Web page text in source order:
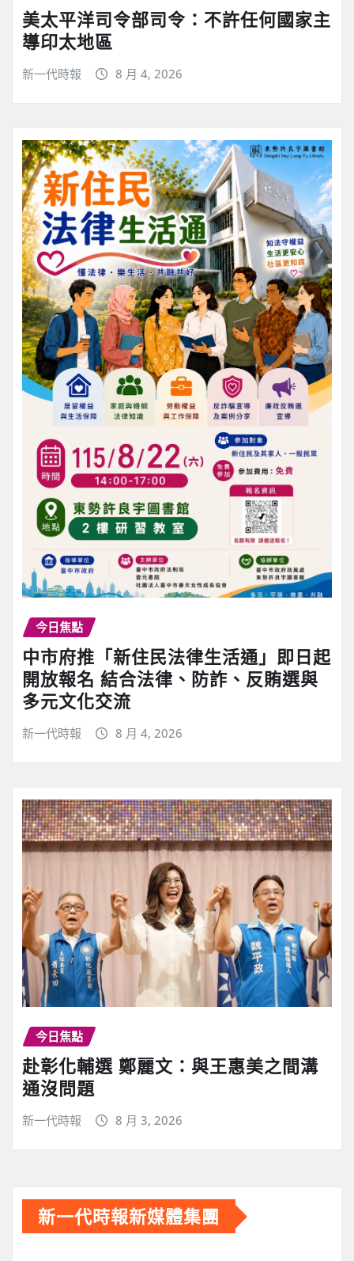
美太平洋司令部司令：不許任何國家主
導印太地區
新一代時報 8 月 4, 2026
今日焦點
中市府推「新住民法律生活通」即日起
開放報名 結合法律、防詐、反賄選與
多元文化交流
新一代時報 8 月 4, 2026
今日焦點
赴彰化輔選 鄭麗文：與王惠美之間溝
通沒問題
新一代時報 8 月 3, 2026
新一代時報新媒體集團